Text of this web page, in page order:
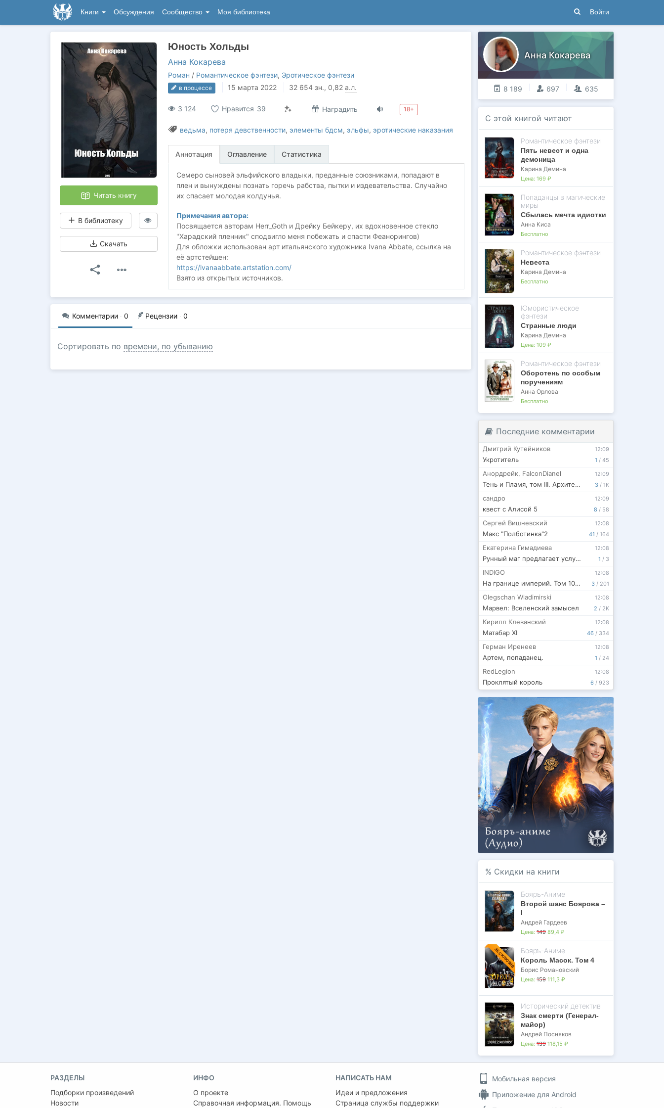
Книги Обсуждения Сообщество Моя библиотека Войти
Читать книгу
В библиотеку
Скачать
Юность Хольды
Анна Кокарева
Роман / Романтическое фэнтези, Эротическое фэнтези
в процессе 15 марта 2022 32 654 зн., 0,82 а.л.
3 124 Нравится 39 Наградить 18+
ведьма, потеря девственности, элементы бдсм, эльфы, эротические наказания
Аннотация Оглавление Статистика
Семеро сыновей эльфийского владыки, преданные союзниками, попадают в
плен и вынуждены познать горечь рабства, пытки и издевательства. Случайно
их спасает молодая колдунья.
Примечания автора:
Посвящается авторам Herr_Goth и Дрейку Бейкеру, их вдохновенное стекло
"Харадский пленник" сподвигло меня побежать и спасти Феанорингов)
Для обложки использован арт итальянского художника Ivana Abbate, ссылка на
её артстейшен:
https://ivanaabbate.artstation.com/
Взято из открытых источников.
Комментарии · 0 Рецензии · 0
Сортировать по времени, по убыванию
Анна Кокарева
8 189 697 635
С этой книгой читают
Романтическое фэнтези
Пять невест и одна
демоница
Карина Демина
Цена: 169 ₽
Попаданцы в магические
миры
Сбылась мечта идиотки
Анна Киса
Бесплатно
Романтическое фэнтези
Невеста
Карина Демина
Бесплатно
Юмористическое
фэнтези
Странные люди
Карина Демина
Цена: 109 ₽
Романтическое фэнтези
Оборотень по особым
поручениям
Анна Орлова
Бесплатно
Последние комментарии
1 / 45
12:09
Дмитрий Кутейников
Укротитель
3 / 1K
12:09
Анордрейк, FalconDianel
Тень и Пламя, том III. Архитекторы мира
8 / 58
12:09
сандро
квест с Алисой 5
41 / 164
12:08
Сергей Вишневский
Макс "Полботинка"2
1 / 3
12:08
Екатерина Гимадиева
Рунный маг предлагает услуги
3 / 201
12:08
INDIGO
На границе империй. Том 10. Часть 16.
2 / 2K
12:08
Olegschan Wladimirski
Марвел: Вселенский замысел
46 / 334
12:08
Кирилл Клеванский
Матабар XI
1 / 24
12:08
Герман Иренеев
Артем, попаданец.
6 / 923
12:08
RedLegion
Проклятый король
% Скидки на книги
Бояръ-Аниме
Второй шанс Боярова –
I
Андрей Гардеев
Цена: 149 89,4 ₽
ЭКСКЛЮЗИВ Бояръ-Аниме
Король Масок. Том 4
Борис Романовский
Цена: 159 111,3 ₽
Исторический детектив
Знак смерти (Генерал-
майор)
Андрей Посняков
Цена: 139 118,15 ₽
РАЗДЕЛЫ
Подборки произведений
Новости
ИНФО
О проекте
Справочная информация. Помощь
НАПИСАТЬ НАМ
Идеи и предложения
Страница службы поддержки
Мобильная версия
Приложение для Android